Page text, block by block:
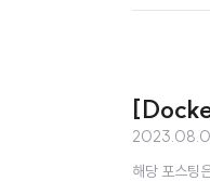
해당 포스팅